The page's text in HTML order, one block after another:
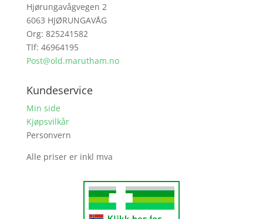
Hjørungavågvegen 2
6063 HJØRUNGAVÅG
Org: 825241582
Tlf: 46964195
Post@old.marutham.no
Kundeservice
Min side
Kjøpsvilkår
Personvern
Alle priser er inkl mva